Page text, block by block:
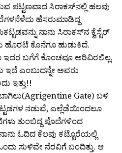
ಪಟ್ಟಣವಾದ ಸಿರಾಕಸ್‌ನಲ್ಲಿ ಹಲವು
ಹೆಸರುಮಾಡಿದ್ದ
ನಾನು ಸಿರಾಕಸ್‌ನ ಕ್ವೆಸ್ಟೆರ್
ಹೊರಟೆ ಕೊನೆಗೂ ಹುಡುಕಿದೆ.
ಬಗೆಗೆ ಕೊಂಚವೂ ಅರಿವಿರಲಿಲ್ಲ,
ಇದೆ ಎಂಬುದನ್ನೇ ಅವರು
ಇತ್ತು!!
Gate) ಬಳಿ
ನಡುವೆ, ಎಲ್ಲೆಡೆಯಿಂದಲೂ
ತುಂಬಿದ್ದ ಪೊದೆಗಳಿಂದ
ಓದಿದ ಕೆಲವು ಕಟ್ಟೊರೆಯಲ್ಲಿ
ಸುಳಿವೇ ನೆರವಿಗೆ ಬಂದಿತ್ತು. ಆ